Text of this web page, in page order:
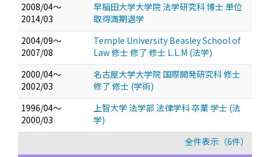
2008/04～
2014/03
早稲田大学大学院 法学研究科 博士 単位
取得満期退学
2004/09～
2007/08
Temple University Beasley School of
Law 修士 修了 修士 L.L.M (法学)
2000/04～
2002/03
名古屋大学大学院 国際開発研究科 修士
修了 修士 (学術)
1996/04～
2000/03
上智大学 法学部 法律学科 卒業 学士 (法
学)
全件表示（6件）